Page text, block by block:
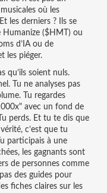
où les
les derniers ? Ils se
($HMT) ou
d’IA ou de
les piéger.
qu’ils soient nuls.
Tu ne analyses pas
Tu regardes
avec un fond de
perds. Et tu te dis que
c’est que tu
participais à une
les gagnants sont
de personnes comme
des guides pour
fiches claires sur les